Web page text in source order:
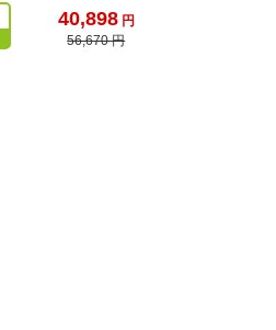
40,898円
56,670 円